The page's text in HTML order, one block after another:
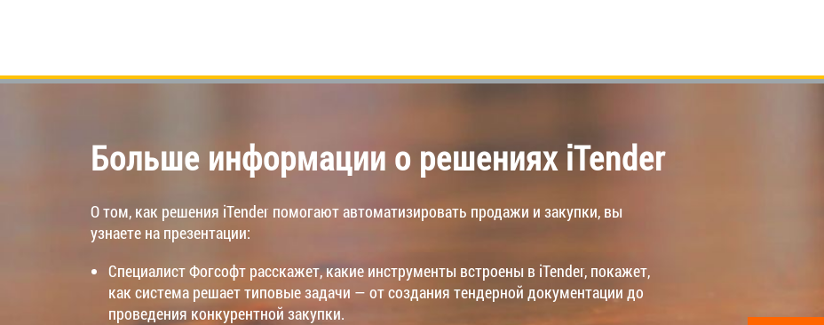
Больше информации о решениях iTender
О том, как решения iTender помогают автоматизировать продажи и закупки, вы
узнаете на презентации:
Специалист Фогсофт расскажет, какие инструменты встроены в iTender, покажет,
как система решает типовые задачи — от создания тендерной документации до
проведения конкурентной закупки.